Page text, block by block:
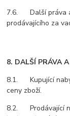
7.6. Další práva a
prodávajícího za
8. DALŠÍ PRÁVA
8.1. Kupující
ceny zboží.
8.2. Prodávající